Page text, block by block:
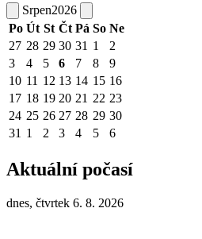
Srpen2026
Po Út St Čt Pá So Ne
27 28 29 30 31 1
2
3
4 5 6 7 8
9
10 11 12 13 14 15 16
17 18 19 20 21 22 23
24 25 26 27 28 29 30
31 1 2 3 4 5 6
Aktuální počasí
dnes, čtvrtek 6. 8. 2026